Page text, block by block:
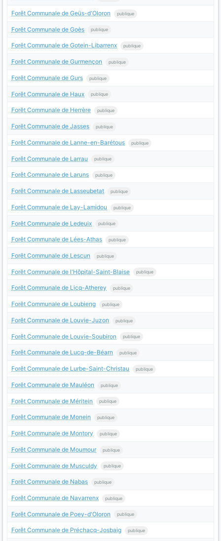
Forêt Communale de Geüs-d'Oloron publique
Forêt Communale de Goès publique
Forêt Communale de Gotein-Libarrenx publique
Forêt Communale de Gurmençon publique
Forêt Communale de Gurs publique
Forêt Communale de Haux publique
Forêt Communale de Herrère publique
Forêt Communale de Jasses publique
Forêt Communale de Lanne-en-Barétous publique
Forêt Communale de Larrau publique
Forêt Communale de Laruns publique
Forêt Communale de Lasseubetat publique
Forêt Communale de Lay-Lamidou publique
Forêt Communale de Ledeuix publique
Forêt Communale de Lées-Athas publique
Forêt Communale de Lescun publique
Forêt Communale de l'Hôpital-Saint-Blaise publique
Forêt Communale de Licq-Atherey publique
Forêt Communale de Loubieng publique
Forêt Communale de Louvie-Juzon publique
Forêt Communale de Louvie-Soubiron publique
Forêt Communale de Lucq-de-Béarn publique
Forêt Communale de Lurbe-Saint-Christau publique
Forêt Communale de Mauléon publique
Forêt Communale de Méritein publique
Forêt Communale de Monein publique
Forêt Communale de Montory publique
Forêt Communale de Moumour publique
Forêt Communale de Musculdy publique
Forêt Communale de Nabas publique
Forêt Communale de Navarrenx publique
Forêt Communale de Poey-d'Oloron publique
Forêt Communale de Préchacq-Josbaig publique